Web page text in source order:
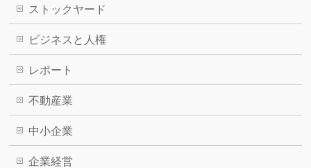
ストックヤード
ビジネスと人権
レポート
不動産業
中小企業
企業経営